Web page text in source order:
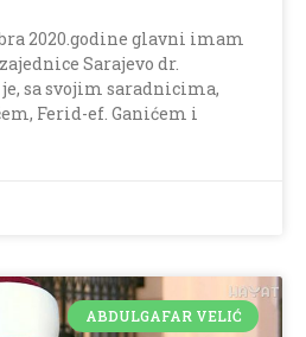
2020.godine glavni imam
Sarajevo dr.
sa svojim saradnicima,
Ferid-ef. Ganićem i
ABDULGAFAR VELIĆ